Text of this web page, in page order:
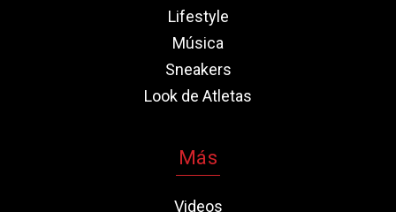
Lifestyle
Música
Sneakers
Look de Atletas
Más
Videos